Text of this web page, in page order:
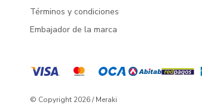
Términos y condiciones
Embajador de la marca
© Copyright 2026 / Meraki